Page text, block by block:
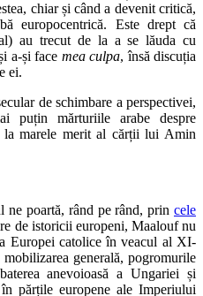
chiar și când a devenit critică,
europocentrică. Este drept că
au trecut de la a se lăuda cu
a-și face mea culpa, însă discuția
ei.
de schimbare a perspectivei,
puțin mărturiile arabe despre
la marele merit al cărții lui Amin
ne poartă, rând pe rând, prin cele
de istoricii europeni, Maalouf nu
Europei catolice în veacul al XI-
generală, pogromurile
anevoioasă a Ungariei și
părțile europene ale Imperiului